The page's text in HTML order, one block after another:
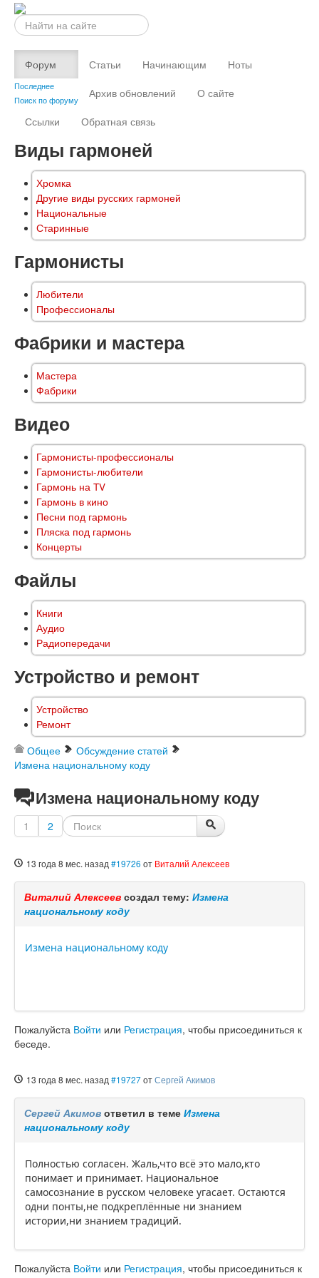
Искать...
Форум
Последнее
Поиск по форуму
Статьи Начинающим
Ноты
Архив обновлений
О сайте
Ссылки
Обратная связь
Виды гармоней
Хромка
Другие виды русских гармоней
Национальные
Старинные
Гармонисты
Любители
Профессионалы
Фабрики и мастера
Мастера
Фабрики
Видео
Гармонисты-профессионалы
Гармонисты-любители
Гармонь на TV
Гармонь в кино
Песни под гармонь
Пляска под гармонь
Концерты
Файлы
Книги
Аудио
Радиопередачи
Устройство и ремонт
Устройство
Ремонт
Общее
Обсуждение статей
Измена национальному коду
Измена национальному коду
1 2
13 года 8 мес. назад #19726 от Виталий Алексеев
Виталий Алексеев создал тему: Измена
национальному коду
Измена национальному коду
Пожалуйста Войти или Регистрация, чтобы присоединиться к
беседе.
13 года 8 мес. назад #19727отСергей Акимов
Сергей Акимов ответил в теме Измена
национальному коду
Полностью согласен. Жаль,что всё это мало,кто
понимает и принимает. Национальное
самосознание в русском человеке угасает. Остаются
одни понты,не подкреплённые ни знанием
истории,ни знанием традиций.
Пожалуйста Войти или Регистрация, чтобы присоединиться к